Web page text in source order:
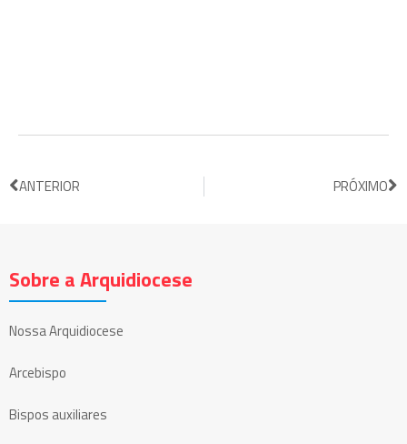
ANTERIOR PRÓXIMO
Sobre a Arquidiocese
Nossa Arquidiocese
Arcebispo
Bispos auxiliares